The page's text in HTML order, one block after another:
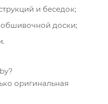
и беседок;
доски;
оригинальная